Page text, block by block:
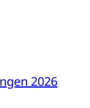
2026